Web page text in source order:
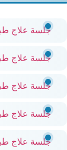
جلسة علاج
جلسة علاج
جلسة علاج
جلسة علاج
جلسة علاج